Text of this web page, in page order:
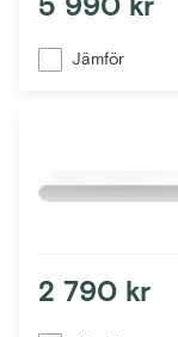
Jämför
2 790 kr